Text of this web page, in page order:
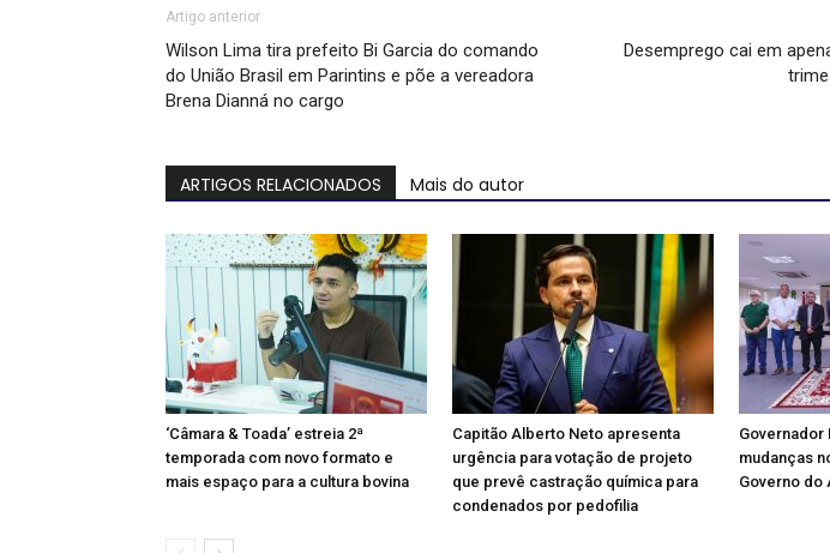
Artigo anterior
Wilson Lima tira prefeito Bi Garcia do comando
do União Brasil em Parintins e põe a vereadora
Brena Dianná no cargo
Desemprego cai em
ARTIGOS RELACIONADOS Mais do autor
‘Câmara & Toada’ estreia 2ª
temporada com novo formato e
mais espaço para a cultura bovina
Capitão Alberto Neto apresenta
urgência para votação de projeto
que prevê castração química para
condenados por pedofilia
Governador
mudanças
Governo do